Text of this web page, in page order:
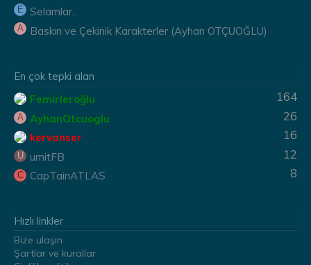
E Selamlar..
A Baskın ve Çekinik Karakterler (Ayhan OTÇUOĞLU)
En çok tepki alan
164
Femirleroğlu
A 26
AyhanOtcuoglu
16
kervanser
U 12
umitFB
C 8
CapTainATLAS
Hızlı linkler
Bize ulaşın
Şartlar ve kurallar